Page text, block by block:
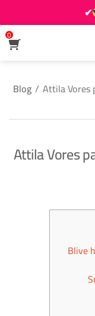
✔
0
Blog / Attila Vores
Attila Vores
Blive